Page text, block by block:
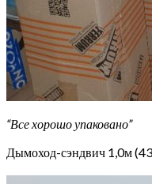
“Все хорошо упаковано”
Дымоход-сэндвич 1,0м